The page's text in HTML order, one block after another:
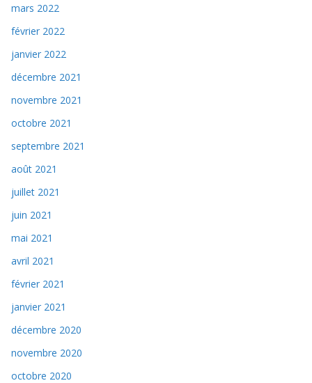
mars 2022
février 2022
janvier 2022
décembre 2021
novembre 2021
octobre 2021
septembre 2021
août 2021
juillet 2021
juin 2021
mai 2021
avril 2021
février 2021
janvier 2021
décembre 2020
novembre 2020
octobre 2020